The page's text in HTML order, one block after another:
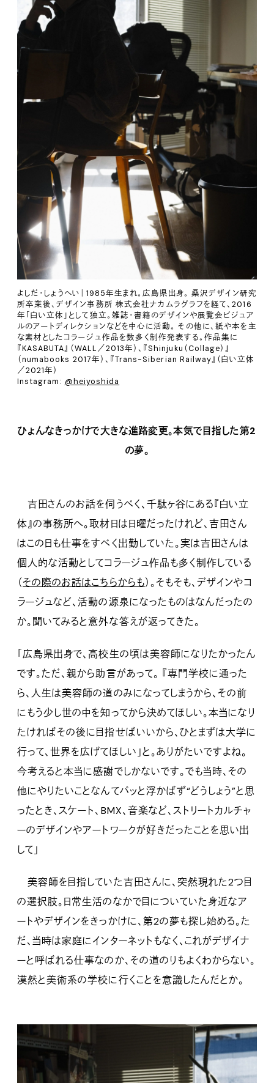
よしだ・しょうへい｜1985年生まれ。広島県出身。 桑沢デザイン研究
所卒業後、デザイン事務所 株式会社ナカムラグラフを経て、2016
年「白い立体」として独立。雑誌・書籍のデザインや展覧会ビジュア
ルのアートディレクションなどを中心に活動。 その他に、紙や本を主
な素材としたコラージュ作品を数多く制作発表する。作品集に
『KASABUTA』（WALL／2013年）、『Shinjuku（Collage）』
（numabooks 2017年）、『Trans-Siberian Railway』（白い立体
／2021年）
Instagram: @heiyoshida
ひょんなきっかけで大きな進路変更。本気で目指した第2
の夢。
吉田さんのお話を伺うべく、千駄ヶ谷にある『白い立
体』の事務所へ。取材日は日曜だったけれど、吉田さん
はこの日も仕事をすべく出勤していた。実は吉田さんは
個人的な活動としてコラージュ作品も多く制作している
（その際のお話はこちらからも）。そもそも、デザインやコ
ラージュなど、活動の源泉になったものはなんだったの
か。聞いてみると意外な答えが返ってきた。
「広島県出身で、高校生の頃は美容師になりたかったん
です。ただ、親から助言があって。 『専門学校に通った
ら、人生は美容師の道のみになってしまうから、その前
にもう少し世の中を知ってから決めてほしい。本当になり
たければその後に目指せばいいから、ひとまずは大学に
行って、世界を広げてほしい」と。ありがたいですよね。
今考えると本当に感謝でしかないです。でも当時、その
他にやりたいことなんてパッと浮かばず“どうしょう”と思
ったとき、スケート、BMX、音楽など、ストリートカルチャ
ーのデザインやアートワークが好きだったことを思い出
して」
美容師を目指していた吉田さんに、突然現れた2つ目
の選択肢。日常生活のなかで目についていた身近なア
ートやデザインをきっかけに、第2の夢も探し始める。た
だ、当時は家庭にインターネットもなく、これがデザイナ
ーと呼ばれる仕事なのか、その道のりもよくわからない。
漠然と美術系の学校に行くことを意識したんだとか。